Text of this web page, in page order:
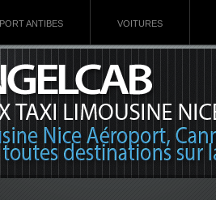
ANTIBES VOITURES